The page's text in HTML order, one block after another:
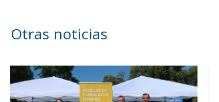
Otras noticias